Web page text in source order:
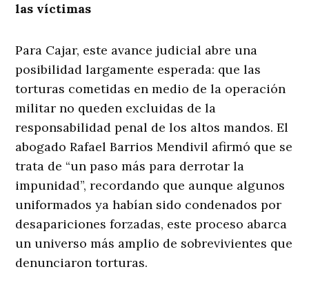
las víctimas
Para Cajar, este avance judicial abre una
posibilidad largamente esperada: que las
torturas cometidas en medio de la operación
militar no queden excluidas de la
responsabilidad penal de los altos mandos. El
abogado Rafael Barrios Mendivil afirmó que se
trata de “un paso más para derrotar la
impunidad”, recordando que aunque algunos
uniformados ya habían sido condenados por
desapariciones forzadas, este proceso abarca
un universo más amplio de sobrevivientes que
denunciaron torturas.